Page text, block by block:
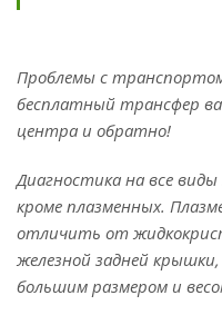
Проблемы с
бесплатный трансфер
центра и обратно!
Диагностика на все
кроме плазменных.
отличить от
железной задней
большим размером и